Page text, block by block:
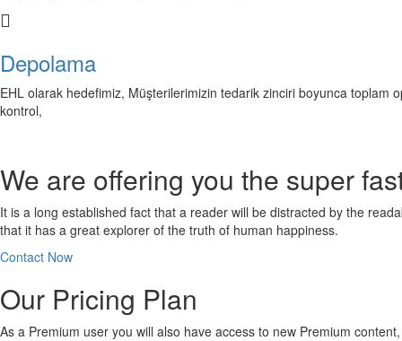
Depolama
EHL olarak hedefimiz, Müşterilerimizin tedarik zinciri boyunca toplam
kontrol,
We are offering you the super
It is a long established fact that a reader will be distracted by the
that it has a great explorer of the truth of human happiness.
Contact Now
Our Pricing Plan
As a Premium user you will also have access to new Premium